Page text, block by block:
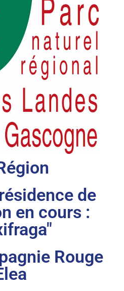
de
en cours :
Rouge